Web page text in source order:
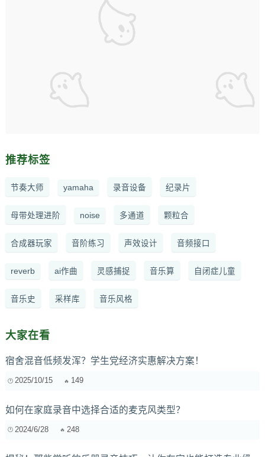
推荐标签
节奏大师 yamaha 录音设备 纪录片
母带处理进阶 noise 多通道 颗粒合
合成器玩家 音阶练习 声效设计 音频接口
reverb ai作曲 灵感捕捉 音乐算 自闭症儿童
音乐史 采样库 音乐风格
大家在看
宿舍混音低频发浑？学生党经济实惠解决方案！
2025/10/15 149
如何在家庭录音中选择合适的麦克风类型？
2024/6/28 248